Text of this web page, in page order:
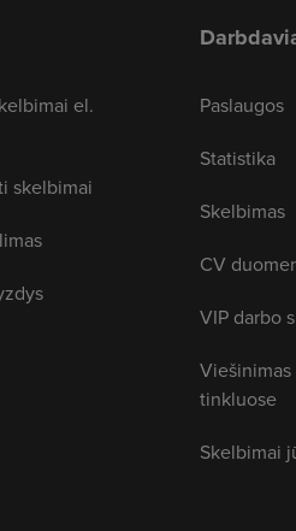
el.
skelbimai
Paslaugos
Statistika
Skelbimas
CV
VIP darbo
Viešinimas
tinkluose
Skelbimai